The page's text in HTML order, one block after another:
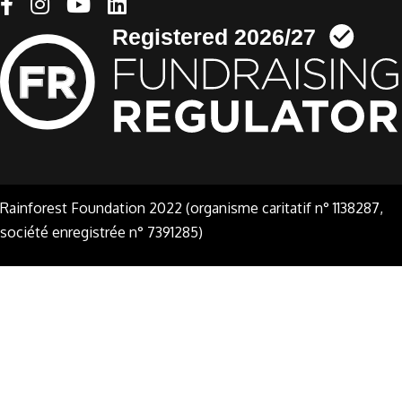
Linkedin link
Rainforest Foundation 2022 (organisme caritatif n° 1138287,
société enregistrée n° 7391285)